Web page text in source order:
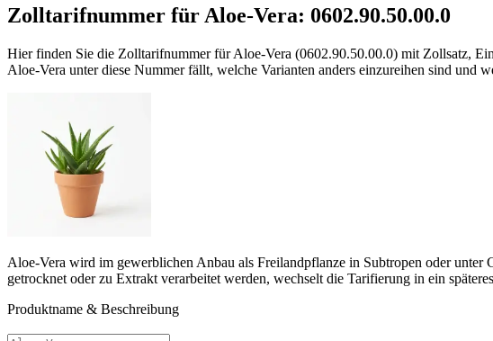
Zolltarifnummer für Aloe-Vera: 0602.90.50.00.0
Hier finden Sie die Zolltarifnummer für Aloe-Vera (0602.90.50.00.0) mit Zollsatz,
Aloe-Vera unter diese Nummer fällt, welche Varianten anders einzureihen sind und
Aloe-Vera wird im gewerblichen Anbau als Freilandpflanze in Subtropen oder
getrocknet oder zu Extrakt verarbeitet werden, wechselt die Tarifierung in ein
Produktname & Beschreibung